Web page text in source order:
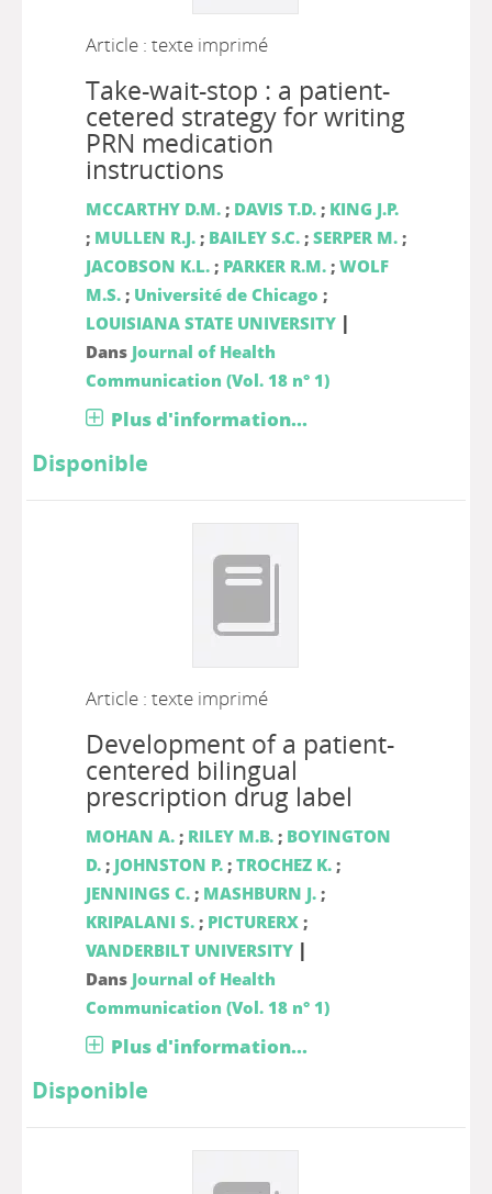
Article : texte imprimé
Take-wait-stop : a patient-
cetered strategy for writing
PRN medication
instructions
MCCARTHY D.M.; DAVIS T.D.; KING J.P.
; MULLEN R.J.; BAILEY S.C.; SERPER M.;
JACOBSON K.L.; PARKER R.M.; WOLF
M.S.; Université de Chicago ;
LOUISIANA STATE UNIVERSITY |
Dans Journal of Health
Communication (Vol. 18 n° 1)
Plus d'information...
Disponible
Article : texte imprimé
Development of a patient-
centered bilingual
prescription drug label
MOHAN A.; RILEY M.B.; BOYINGTON
D.; JOHNSTON P.; TROCHEZ K.;
JENNINGS C.; MASHBURN J.;
KRIPALANI S.; PICTURERX;
VANDERBILT UNIVERSITY |
Dans Journal of Health
Communication (Vol. 18 n° 1)
Plus d'information...
Disponible